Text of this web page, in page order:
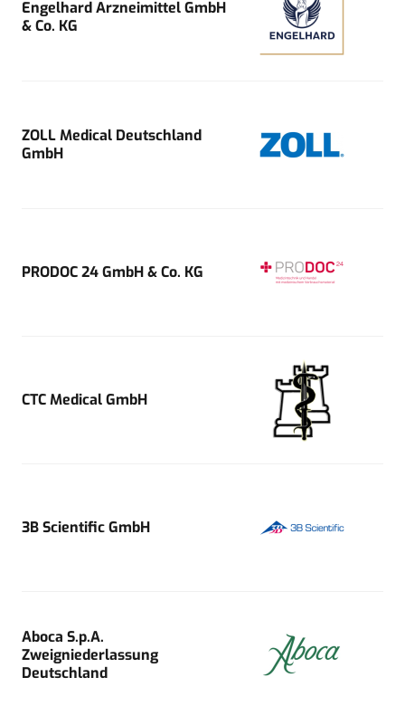
Engelhard Arzneimittel GmbH
& Co. KG
ZOLL Medical Deutschland
GmbH
PRODOC 24 GmbH & Co. KG
CTC Medical GmbH
3B Scientific GmbH
Aboca S.p.A.
Zweigniederlassung
Deutschland